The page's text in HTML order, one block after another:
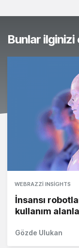
Bunlar
WEBRAZZI INSIGHTS
İnsansı
kullanım
Gözde Ulukan